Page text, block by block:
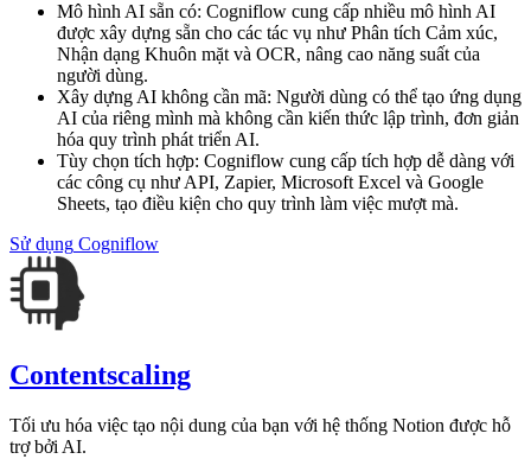
Mô hình AI sẵn có: Cogniflow cung cấp nhiều mô hình AI
được xây dựng sẵn cho các tác vụ như Phân tích Cảm xúc,
Nhận dạng Khuôn mặt và OCR, nâng cao năng suất của
người dùng.
Xây dựng AI không cần mã: Người dùng có thể tạo ứng dụng
AI của riêng mình mà không cần kiến thức lập trình, đơn giản
hóa quy trình phát triển AI.
Tùy chọn tích hợp: Cogniflow cung cấp tích hợp dễ dàng với
các công cụ như API, Zapier, Microsoft Excel và Google
Sheets, tạo điều kiện cho quy trình làm việc mượt mà.
Sử dụng Cogniflow
Contentscaling
Tối ưu hóa việc tạo nội dung của bạn với hệ thống Notion được hỗ
trợ bởi AI.